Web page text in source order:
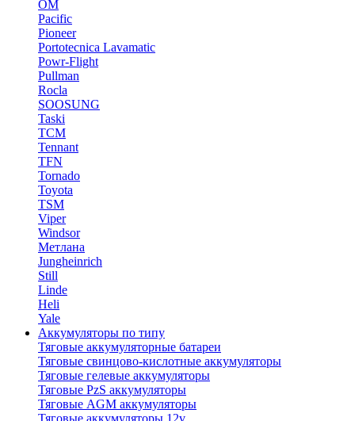
OM
Pacific
Pioneer
Portotecnica Lavamatic
Powr-Flight
Pullman
Rocla
SOOSUNG
Taski
TCM
Tennant
TFN
Tornado
Toyota
TSM
Viper
Windsor
Метлана
Jungheinrich
Still
Linde
Heli
Yale
Аккумуляторы по типу
Тяговые аккумуляторные батареи
Тяговые свинцово-кислотные аккумуляторы
Тяговые гелевые аккумуляторы
Тяговые PzS аккумуляторы
Тяговые AGM аккумуляторы
Тяговые аккумуляторы 12v